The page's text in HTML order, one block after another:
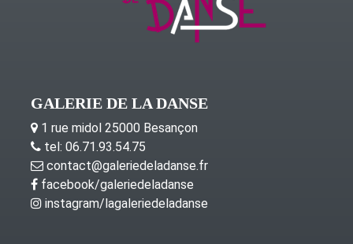
GALERIE DE LA DANSE
1 rue midol 25000 Besançon
tel: 06.71.93.54.75
contact@galeriedeladanse.fr
facebook/galeriedeladanse
instagram/lagaleriedeladanse